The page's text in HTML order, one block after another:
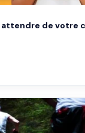
attendre de votre